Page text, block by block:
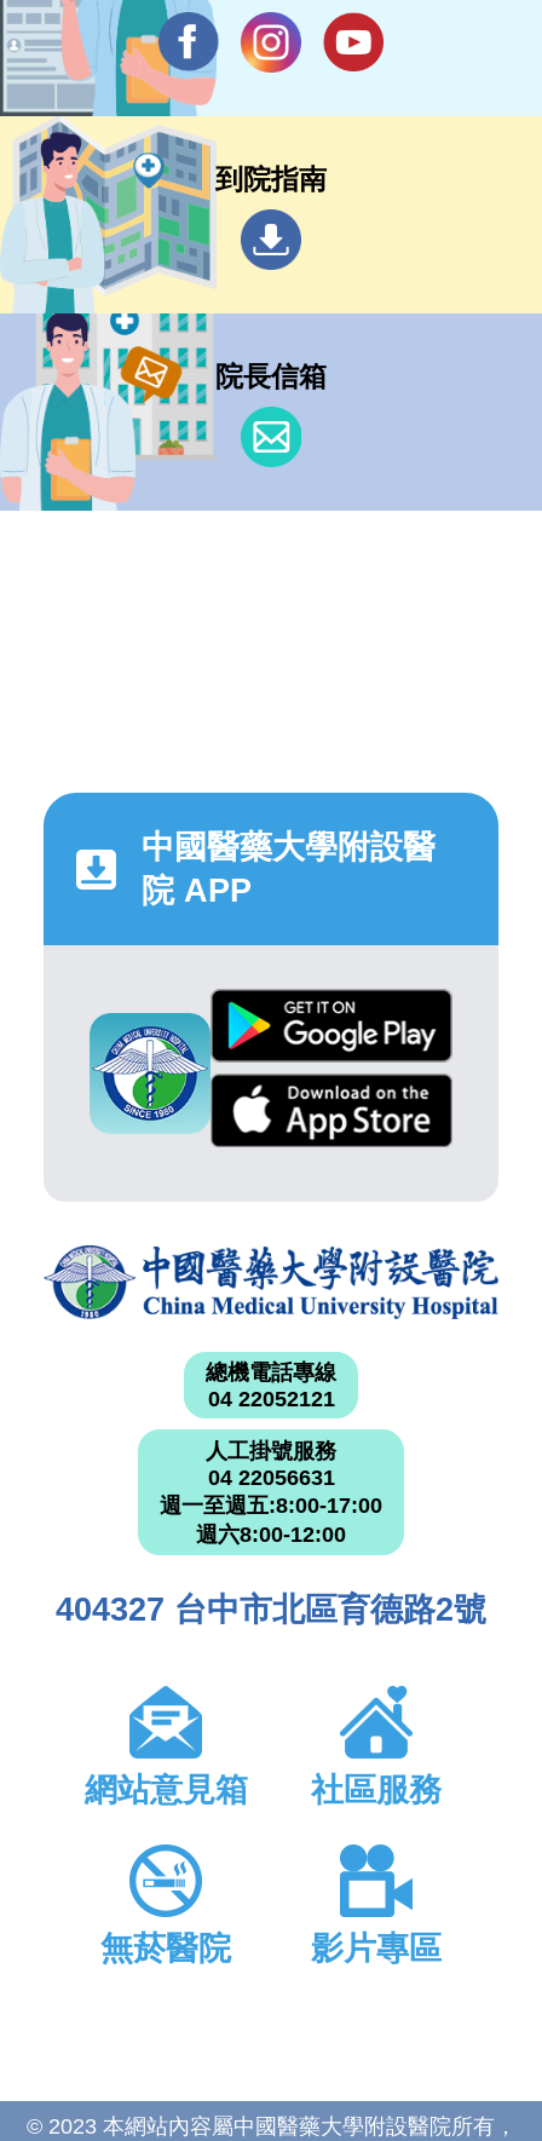
到院指南
院長信箱
中國醫藥大學附設醫
院 APP
總機電話專線
04 22052121
人工掛號服務
04 22056631
週一至週五:8:00-17:00
週六8:00-12:00
404327 台中市北區育德路2號
網站意見箱 社區服務
無菸醫院 影片專區
© 2023 本網站內容屬中國醫藥大學附設醫院所有，